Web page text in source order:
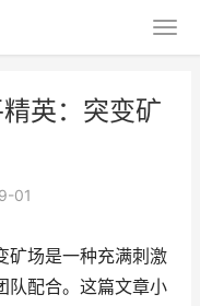
英：突变矿
01
矿场是一种充满刺激
队配合。这篇文章小